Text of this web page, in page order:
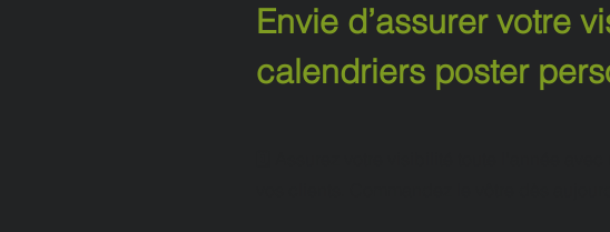
Envie d’assurer votre
calendriers poster